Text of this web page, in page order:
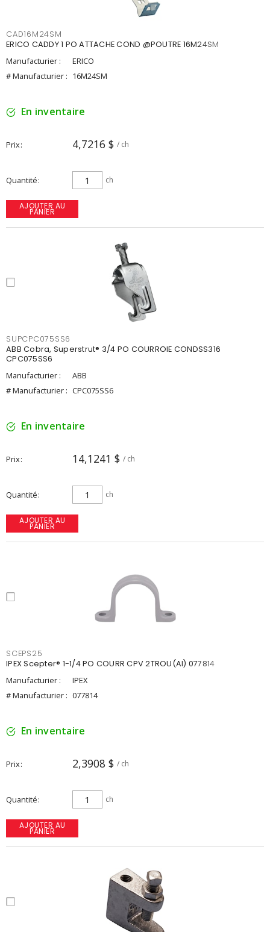
CAD16M24SM
ERICO CADDY 1 PO ATTACHE COND @POUTRE 16M24SM
Manufacturier :
ERICO
# Manufacturier : 16M24SM
En inventaire
Prix 4,7216 $ / ch
Quantité ch
AJOUTER AU
PANIER
SUPCPC075SS6
ABB Cobra, Superstrut® 3/4 PO COURROIE CONDSS316
CPC075SS6
Manufacturier :
ABB
# Manufacturier : CPC075SS6
En inventaire
Prix 14,1241 $ / ch
Quantité ch
AJOUTER AU
PANIER
SCEPS25
IPEX Scepter® 1-1/4 PO COURR CPV 2TROU(AI) 077814
Manufacturier :
IPEX
# Manufacturier : 077814
En inventaire
Prix 2,3908 $ / ch
Quantité ch
AJOUTER AU
PANIER